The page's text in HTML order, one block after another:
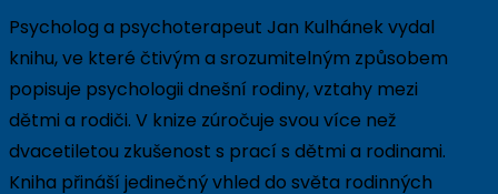
Psycholog a psychoterapeut Jan Kulhánek vydal
knihu, ve které čtivým a srozumitelným způsobem
popisuje psychologii dnešní rodiny, vztahy mezi
dětmi a rodiči. V knize zúročuje svou více než
dvacetiletou zkušenost s prací s dětmi a rodinami.
Kniha přináší jedinečný vhled do světa rodinných